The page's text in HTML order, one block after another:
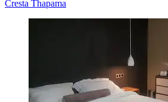
Cresta Thapama